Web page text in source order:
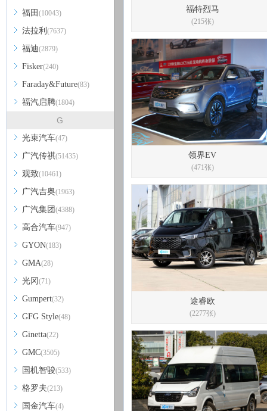
福田 (10043)
法拉利 (7637)
福迪(2879)
Fisker(240)
Faraday&Future(83)
福汽启腾(1804)
G
光束汽车(47)
广汽传祺(51435)
观致(10461)
广汽吉奥(1963)
广汽集团 (4388)
高合汽车(947)
GYON(183)
GMA(28)
光冈 (71)
Gumpert(32)
GFG Style(48)
Ginetta(22)
GMC(3505)
国机智骏(533)
格罗夫(213)
国金汽车(4)
福特烈马
(215张)
领界EV
(471张)
途睿欧
(2277张)